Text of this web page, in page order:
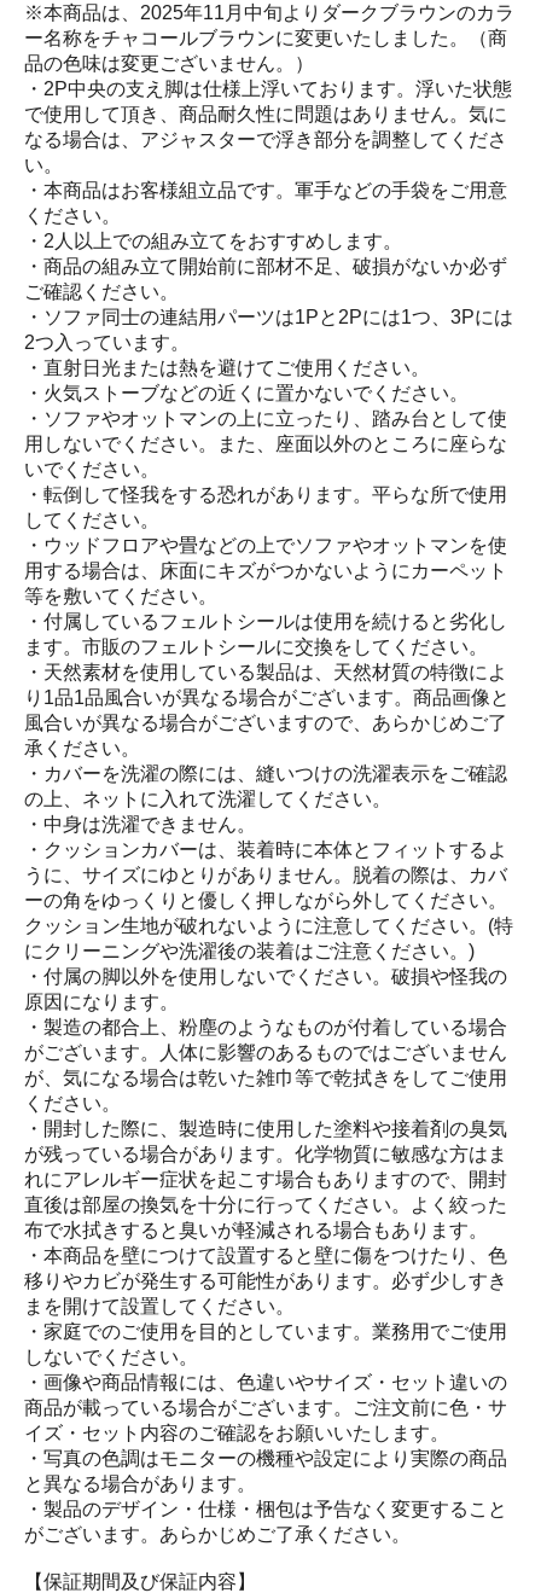
※本商品は、2025年11月中旬よりダークブラウンのカラ
ー名称をチャコールブラウンに変更いたしました。（商
品の色味は変更ございません。）
・2P中央の支え脚は仕様上浮いております。浮いた状態
で使用して頂き、商品耐久性に問題はありません。気に
なる場合は、アジャスターで浮き部分を調整してくださ
い。
・本商品はお客様組立品です。軍手などの手袋をご用意
ください。
・2人以上での組み立てをおすすめします。
・商品の組み立て開始前に部材不足、破損がないか必ず
ご確認ください。
・ソファ同士の連結用パーツは1Pと2Pには1つ、3Pには
2つ入っています。
・直射日光または熱を避けてご使用ください。
・火気ストーブなどの近くに置かないでください。
・ソファやオットマンの上に立ったり、踏み台として使
用しないでください。また、座面以外のところに座らな
いでください。
・転倒して怪我をする恐れがあります。平らな所で使用
してください。
・ウッドフロアや畳などの上でソファやオットマンを使
用する場合は、床面にキズがつかないようにカーペット
等を敷いてください。
・付属しているフェルトシールは使用を続けると劣化し
ます。市販のフェルトシールに交換をしてください。
・天然素材を使用している製品は、天然材質の特徴によ
り1品1品風合いが異なる場合がございます。商品画像と
風合いが異なる場合がございますので、あらかじめご了
承ください。
・カバーを洗濯の際には、縫いつけの洗濯表示をご確認
の上、ネットに入れて洗濯してください。
・中身は洗濯できません。
・クッションカバーは、装着時に本体とフィットするよ
うに、サイズにゆとりがありません。脱着の際は、カバ
ーの角をゆっくりと優しく押しながら外してください。
クッション生地が破れないように注意してください。(特
にクリーニングや洗濯後の装着はご注意ください。)
・付属の脚以外を使用しないでください。破損や怪我の
原因になります。
・製造の都合上、粉塵のようなものが付着している場合
がございます。人体に影響のあるものではございません
が、気になる場合は乾いた雑巾等で乾拭きをしてご使用
ください。
・開封した際に、製造時に使用した塗料や接着剤の臭気
が残っている場合があります。化学物質に敏感な方はま
れにアレルギー症状を起こす場合もありますので、開封
直後は部屋の換気を十分に行ってください。よく絞った
布で水拭きすると臭いが軽減される場合もあります。
・本商品を壁につけて設置すると壁に傷をつけたり、色
移りやカビが発生する可能性があります。必ず少しすき
まを開けて設置してください。
・家庭でのご使用を目的としています。業務用でご使用
しないでください。
・画像や商品情報には、色違いやサイズ・セット違いの
商品が載っている場合がございます。ご注文前に色・サ
イズ・セット内容のご確認をお願いいたします。
・写真の色調はモニターの機種や設定により実際の商品
と異なる場合があります。
・製品のデザイン・仕様・梱包は予告なく変更すること
がございます。あらかじめご了承ください。
【保証期間及び保証内容】